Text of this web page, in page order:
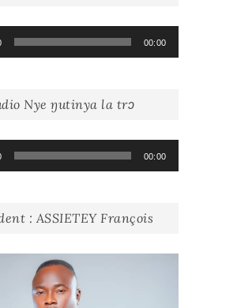
00:00
Nye ŋutinya la trɔ
00:00
: ASSIETEY François